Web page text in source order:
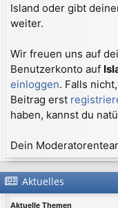
Island oder gibt
weiter.
Wir freuen uns auf
Benutzerkonto auf
einloggen. Falls
Beitrag erst
haben, kannst du
Dein
Aktuelles
Aktuelle Themen